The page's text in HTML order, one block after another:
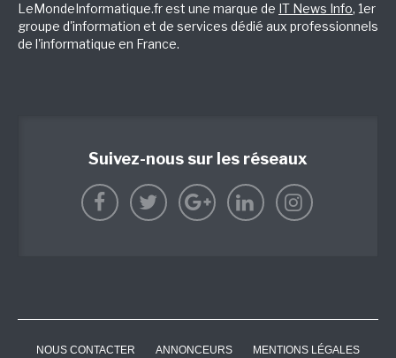
LeMondeInformatique.fr est une marque de IT News Info, 1er
groupe d'information et de services dédié aux professionnels
de l'informatique en France.
Suivez-nous sur les réseaux
NOUS CONTACTER ANNONCEURS
MENTIONS LÉGALES